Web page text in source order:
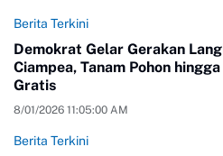
Berita Terkini
Demokrat Gelar Gerakan
Ciampea, Tanam Pohon
Gratis
8/01/2026 11:05:00 AM
Berita Terkini